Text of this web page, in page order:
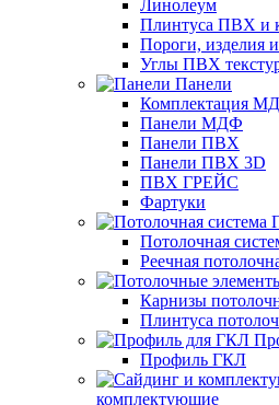
Линолеум
Плинтуса ПВХ и
Пороги, изделия
Углы ПВХ
Панели
Комплектация
Панели МДФ
Панели ПВХ
Панели ПВХ 3D
ПВХ ГРЕЙС
Фартуки
Потолочная
Реечная
Карнизы
Плинтуса
Профиль ГКЛ
комплектующие